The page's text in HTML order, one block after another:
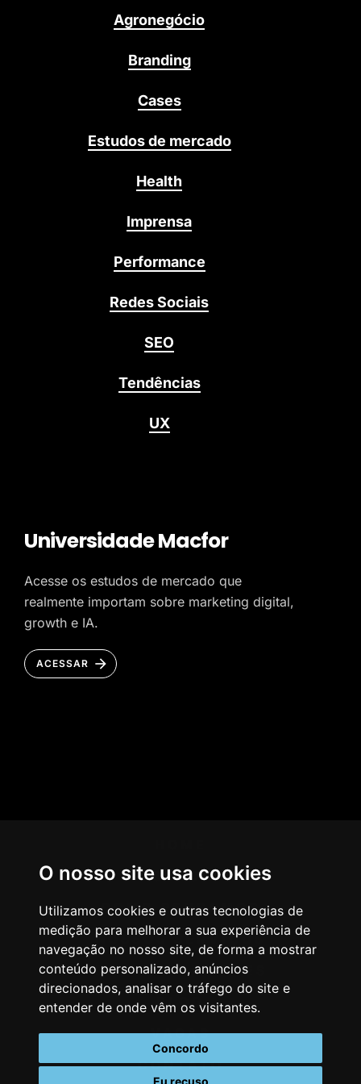
O nosso site usa cookies
Utilizamos cookies e outras tecnologias de
medição para melhorar a sua experiência de
navegação no nosso site, de forma a mostrar
conteúdo personalizado, anúncios
direcionados, analisar o tráfego do site e
entender de onde vêm os visitantes.
Concordo
Eu recuso
Agronegócio
Branding
Cases
Estudos de mercado
Health
Imprensa
Performance
Redes Sociais
SEO
Tendências
UX
Universidade Macfor
Acesse os estudos de mercado que
realmente importam sobre marketing digital,
growth e IA.
ACESSAR
AGÊNCIA
COMO PENSAMOS
NOSSOS SERVIÇOS
CASES & CLIENTES
BLOG
VAGAS
CONTATO